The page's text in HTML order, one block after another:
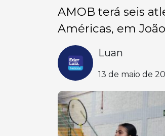
AMOB terá seis
Américas, em
Luan
13 de maio de